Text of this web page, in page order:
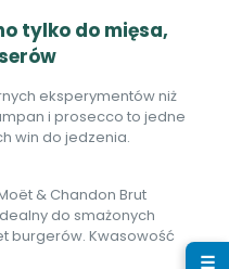
tylko do mięsa,
eksperymentów niż
i prosecco to jedne
win do jedzenia.
& Chandon Brut
do smażonych
burgerów. Kwasowość
☰